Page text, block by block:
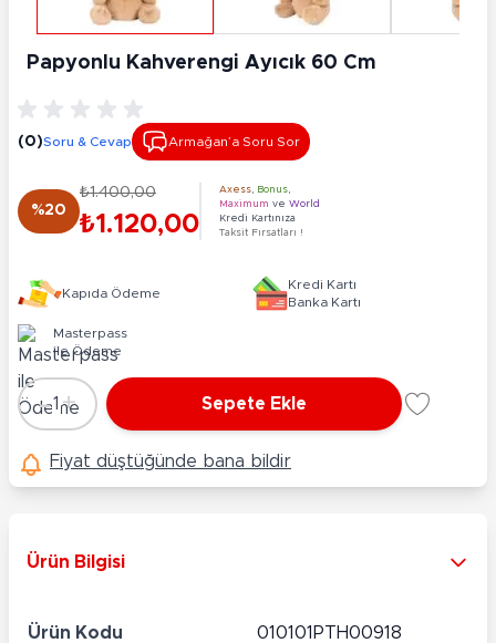
Papyonlu Kahverengi Ayıcık 60 Cm
(0)Soru & Cevap Armağan’a Soru Sor
%20
₺1.400,00
₺1.120,00
Axess Bonus
Maximum ve World
Kredi Kartınıza
Taksit Fırsatları !
Kapıda Ödeme
Kredi Kartı
Banka Kartı
Masterpass
ile Ödeme
Adet
-1 + Sepete Ekle
Fiyat düştüğünde bana bildir
Ürün Bilgisi
Ürün Kodu 010101PTH00918